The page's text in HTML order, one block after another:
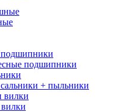
подшипники
+ пыльники
вилки